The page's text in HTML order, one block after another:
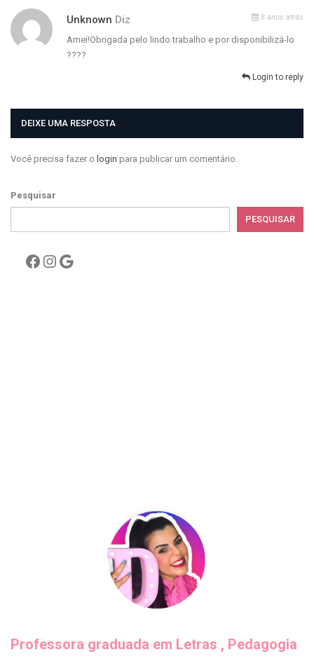
Unknown Diz 8 anos atrás
Amei!Obrigada pelo lindo trabalho e por disponibilizá-lo
????
Login to reply
DEIXE UMA RESPOSTA
Você precisa fazer o login para publicar um comentário.
Pesquisar
PESQUISAR
Facebook
Instagram
Google
Professora graduada em Letras , Pedagogia